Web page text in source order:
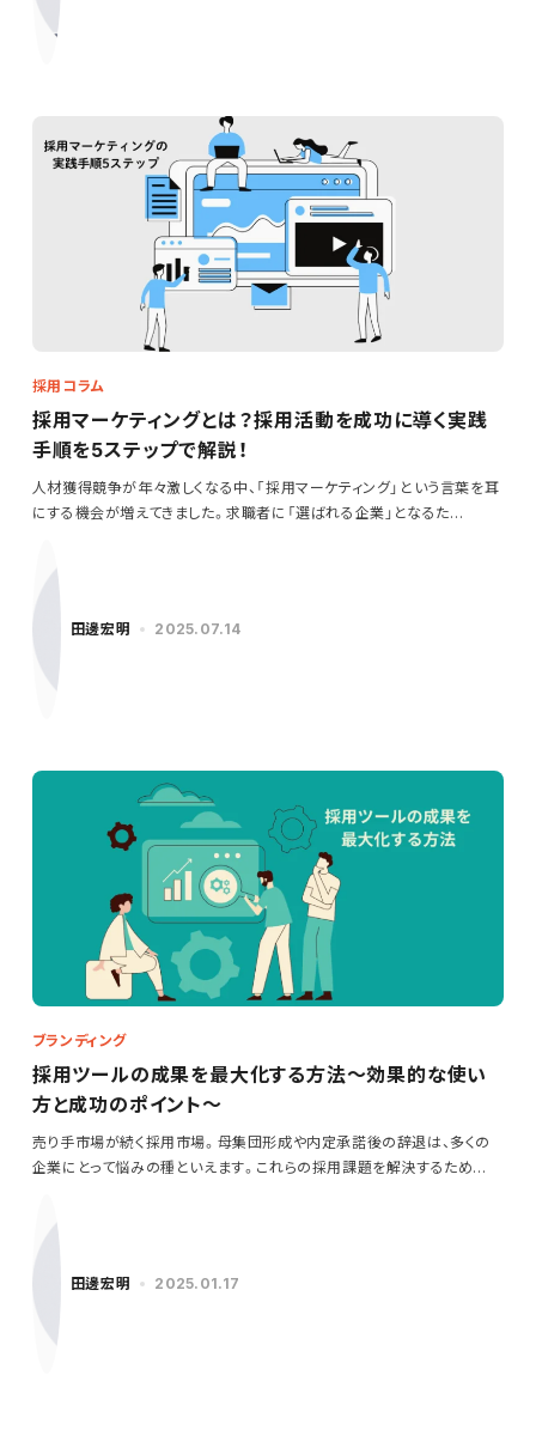
採用コラム
採用マーケティングとは？採用活動を成功に導く実践
手順を5ステップで解説！
人材獲得競争が年々激しくなる中、「採用マーケティング」という言葉を耳
にする機会が増えてきました。求職者に「選ばれる企業」となるた…
田邊宏明 2025.07.14
ブランディング
採用ツールの成果を最大化する方法～効果的な使い
方と成功のポイント～
売り手市場が続く採用市場。母集団形成や内定承諾後の辞退は、多くの
企業にとって悩みの種といえます。これらの採用課題を解決するため
田邊宏明 2025.01.17